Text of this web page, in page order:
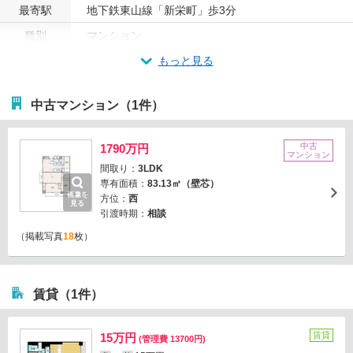
最寄駅
地下鉄東山線「新栄町」歩3分
種別
マンション
もっと見る
中古マンション（1件）
画像を
見る
1790万円
間取り： 3LDK
専有面積： 83.13㎡（壁芯）
方位： 西
引渡時期： 相談
中古
マンション
（掲載写真18枚）
賃貸（1件）
15万円 (管理費 13700円) 賃貸